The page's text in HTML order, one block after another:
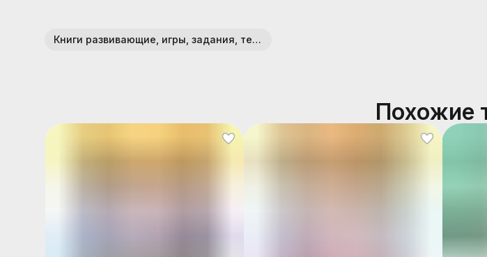
Книги развивающие, игры, задания, тесты
Похожие